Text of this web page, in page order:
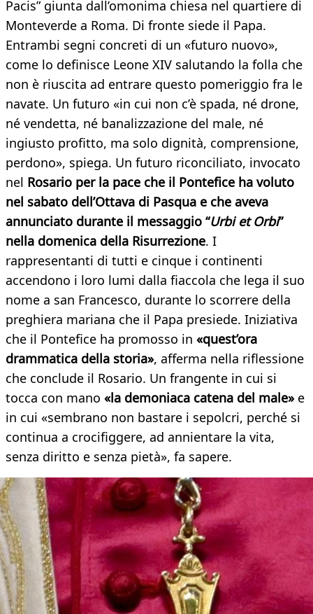
Pacis” giunta dall’omonima chiesa nel quartiere di
Monteverde a Roma. Di fronte siede il Papa.
Entrambi segni concreti di un «futuro nuovo»,
come lo definisce Leone XIV salutando la folla che
non è riuscita ad entrare questo pomeriggio fra le
navate. Un futuro «in cui non c’è spada, né drone,
né vendetta, né banalizzazione del male, né
ingiusto profitto, ma solo dignità, comprensione,
perdono», spiega. Un futuro riconciliato, invocato
nel Rosario per la pace che il Pontefice ha voluto
nel sabato dell’Ottava di Pasqua e che aveva
annunciato durante il messaggio “Urbi et Orbi”
nella domenica della Risurrezione. I
rappresentanti di tutti e cinque i continenti
accendono i loro lumi dalla fiaccola che lega il suo
nome a san Francesco, durante lo scorrere della
preghiera mariana che il Papa presiede. Iniziativa
che il Pontefice ha promosso in «quest’ora
drammatica della storia», afferma nella riflessione
che conclude il Rosario. Un frangente in cui si
tocca con mano «la demoniaca catena del male» e
in cui «sembrano non bastare i sepolcri, perché si
continua a crocifiggere, ad annientare la vita,
senza diritto e senza pietà», fa sapere.